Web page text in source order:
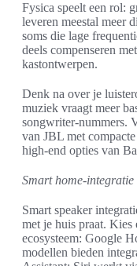
Fysica speelt een rol:
leveren meestal meer
soms die lage
deels compenseren
kastontwerpen.
Denk na over je
muziek vraagt meer
songwriter-nummers.
van JBL met
high-end opties van
Smart home-integratie
Smart speaker
met je huis praat. Kies
ecosysteem: Google
modellen bieden